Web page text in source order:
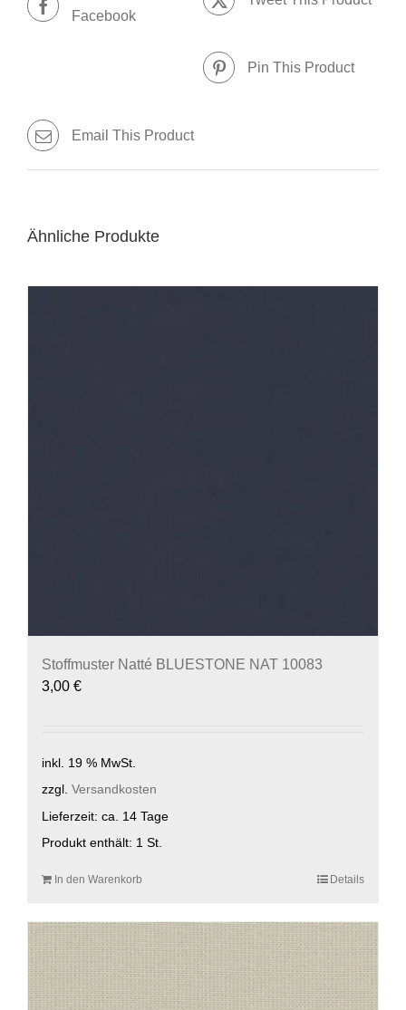
Facebook
Pin This Product
Email This Product
Ähnliche Produkte
Stoffmuster Natté BLUESTONE NAT 10083
3,00 €
inkl. 19 % MwSt.
zzgl. Versandkosten
Lieferzeit: ca. 14 Tage
Produkt enthält: 1 St.
In den Warenkorb Details